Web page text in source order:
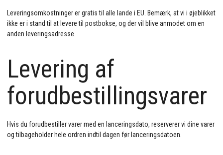
Leveringsomkostninger er gratis til alle lande i EU. Bemærk, at vi i øjeblikket
ikke er i stand til at levere til postbokse, og der vil blive anmodet om en
anden leveringsadresse.
Levering af
forudbestillingsvarer
Hvis du forudbestiller varer med en lanceringsdato, reserverer vi dine varer
og tilbageholder hele ordren indtil dagen før lanceringsdatoen.